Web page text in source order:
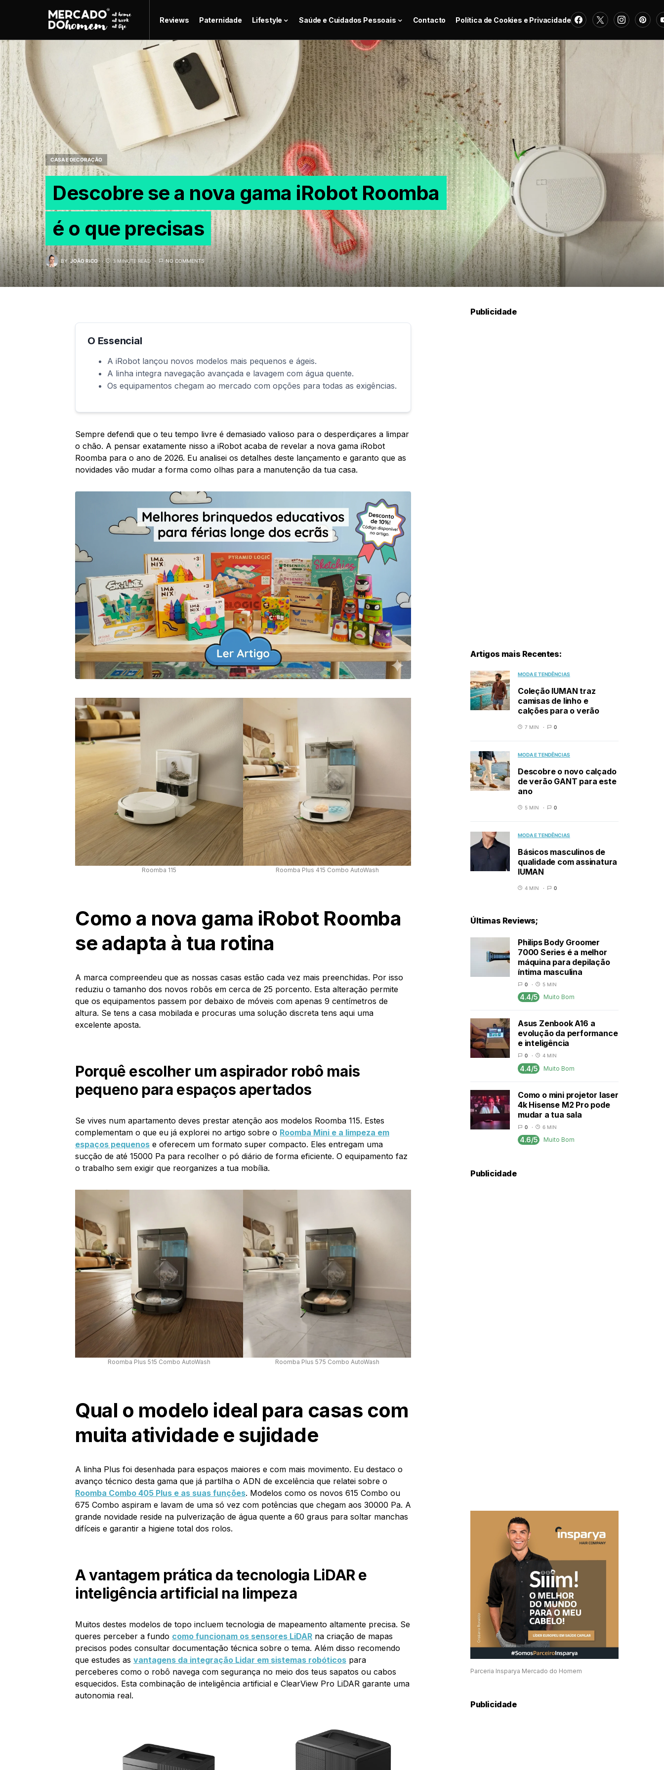
Reviews Paternidade Lifestyle Saúde e Cuidados Pessoais Contacto Política de Cookies e Privacidade
CASA E DECORAÇÃO
Descobre se a nova gama iRobot Roomba
é o que precisas
BY JOÃO RICO 3 MINUTE READ NO COMMENTS
O Essencial
A iRobot lançou novos modelos mais pequenos e ágeis.
A linha integra navegação avançada e lavagem com água quente.
Os equipamentos chegam ao mercado com opções para todas as exigências.
Sempre defendi que o teu tempo livre é demasiado valioso para o desperdiçares a limpar
o chão. A pensar exatamente nisso a iRobot acaba de revelar a nova gama iRobot
Roomba para o ano de 2026. Eu analisei os detalhes deste lançamento e garanto que as
novidades vão mudar a forma como olhas para a manutenção da tua casa.
Roomba 115 Roomba Plus 415 Combo AutoWash
Como a nova gama iRobot Roomba
se adapta à tua rotina
A marca compreendeu que as nossas casas estão cada vez mais preenchidas. Por isso
reduziu o tamanho dos novos robôs em cerca de 25 porcento. Esta alteração permite
que os equipamentos passem por debaixo de móveis com apenas 9 centímetros de
altura. Se tens a casa mobilada e procuras uma solução discreta tens aqui uma
excelente aposta.
Porquê escolher um aspirador robô mais
pequeno para espaços apertados
Se vives num apartamento deves prestar atenção aos modelos Roomba 115. Estes
complementam o que eu já explorei no artigo sobre o Roomba Mini e a limpeza em
espaços pequenos e oferecem um formato super compacto. Eles entregam uma
sucção de até 15000 Pa para recolher o pó diário de forma eficiente. O equipamento faz
o trabalho sem exigir que reorganizes a tua mobília.
Roomba Plus 515 Combo AutoWash Roomba Plus 575 Combo AutoWash
Qual o modelo ideal para casas com
muita atividade e sujidade
A linha Plus foi desenhada para espaços maiores e com mais movimento. Eu destaco o
avanço técnico desta gama que já partilha o ADN de excelência que relatei sobre o
Roomba Combo 405 Plus e as suas funções. Modelos como os novos 615 Combo ou
675 Combo aspiram e lavam de uma só vez com potências que chegam aos 30000 Pa. A
grande novidade reside na pulverização de água quente a 60 graus para soltar manchas
difíceis e garantir a higiene total dos rolos.
A vantagem prática da tecnologia LiDAR e
inteligência artificial na limpeza
Muitos destes modelos de topo incluem tecnologia de mapeamento altamente precisa. Se
queres perceber a fundo como funcionam os sensores LiDAR na criação de mapas
precisos podes consultar documentação técnica sobre o tema. Além disso recomendo
que estudes as vantagens da integração Lidar em sistemas robóticos para
perceberes como o robô navega com segurança no meio dos teus sapatos ou cabos
esquecidos. Esta combinação de inteligência artificial e ClearView Pro LiDAR garante uma
autonomia real.
Publicidade
Artigos mais Recentes:
MODA E TENDÊNCIAS
Coleção IUMAN traz
camisas de linho e
calções para o verão
7 MIN 0
MODA E TENDÊNCIAS
Descobre o novo calçado
de verão GANT para este
ano
5 MIN 0
MODA E TENDÊNCIAS
Básicos masculinos de
qualidade com assinatura
IUMAN
4 MIN 0
Últimas Reviews;
Philips Body Groomer
7000 Series é a melhor
máquina para depilação
íntima masculina
0 5 MIN
4.4/5 Muito Bom
Asus Zenbook A16 a
evolução da performance
e inteligência
0 4 MIN
4.4/5 Muito Bom
Como o mini projetor laser
4k Hisense M2 Pro pode
mudar a tua sala
0 6 MIN
4.6/5 Muito Bom
Publicidade
Parceria Insparya Mercado do Homem
Publicidade